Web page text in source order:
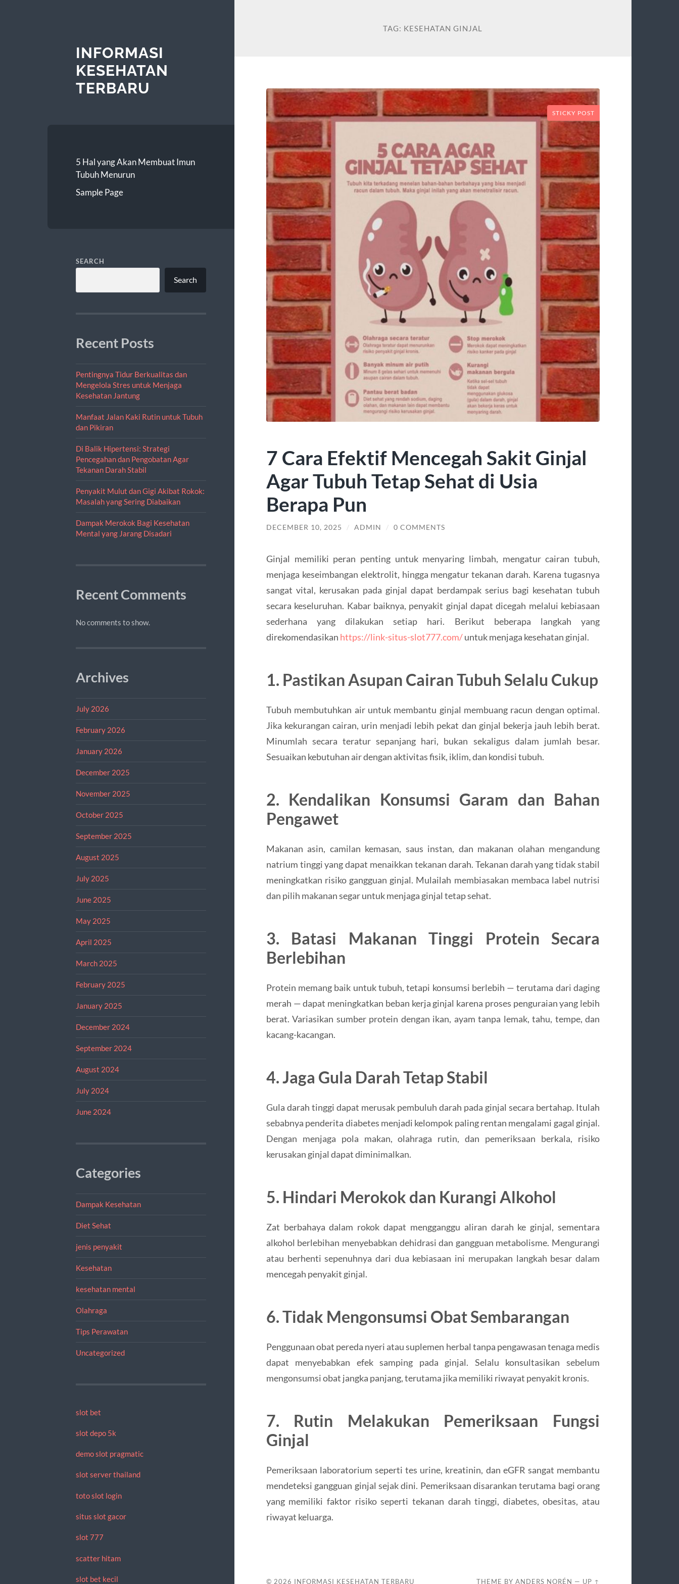
INFORMASI
KESEHATAN
TERBARU
5 Hal yang Akan Membuat Imun
Tubuh Menurun
Sample Page
SEARCH
Search
Recent Posts
Pentingnya Tidur Berkualitas dan
Mengelola Stres untuk Menjaga
Kesehatan Jantung
Manfaat Jalan Kaki Rutin untuk Tubuh
dan Pikiran
Di Balik Hipertensi: Strategi
Pencegahan dan Pengobatan Agar
Tekanan Darah Stabil
Penyakit Mulut dan Gigi Akibat Rokok:
Masalah yang Sering Diabaikan
Dampak Merokok Bagi Kesehatan
Mental yang Jarang Disadari
Recent Comments
No comments to show.
Archives
July 2026
February 2026
January 2026
December 2025
November 2025
October 2025
September 2025
August 2025
July 2025
June 2025
May 2025
April 2025
March 2025
February 2025
January 2025
December 2024
September 2024
August 2024
July 2024
June 2024
Categories
Dampak Kesehatan
Diet Sehat
jenis penyakit
Kesehatan
kesehatan mental
Olahraga
Tips Perawatan
Uncategorized
slot bet
slot depo 5k
demo slot pragmatic
slot server thailand
toto slot login
situs slot gacor
slot 777
scatter hitam
slot bet kecil
TAG: KESEHATAN GINJAL
STICKY POST
7 Cara Efektif Mencegah Sakit Ginjal
Agar Tubuh Tetap Sehat di Usia
Berapa Pun
DECEMBER 10, 2025 / ADMIN / 0 COMMENTS
Ginjal memiliki peran penting untuk menyaring limbah, mengatur cairan tubuh,
menjaga keseimbangan elektrolit, hingga mengatur tekanan darah. Karena tugasnya
sangat vital, kerusakan pada ginjal dapat berdampak serius bagi kesehatan tubuh
secara keseluruhan. Kabar baiknya, penyakit ginjal dapat dicegah melalui kebiasaan
sederhana yang dilakukan setiap hari. Berikut beberapa langkah yang
direkomendasikan https://link-situs-slot777.com/untuk menjaga kesehatan ginjal.
1. Pastikan Asupan Cairan Tubuh Selalu Cukup
Tubuh membutuhkan air untuk membantu ginjal membuang racun dengan optimal.
Jika kekurangan cairan, urin menjadi lebih pekat dan ginjal bekerja jauh lebih berat.
Minumlah secara teratur sepanjang hari, bukan sekaligus dalam jumlah besar.
Sesuaikan kebutuhan air dengan aktivitas fisik, iklim, dan kondisi tubuh.
2. Kendalikan Konsumsi Garam dan Bahan
Pengawet
Makanan asin, camilan kemasan, saus instan, dan makanan olahan mengandung
natrium tinggi yang dapat menaikkan tekanan darah. Tekanan darah yang tidak stabil
meningkatkan risiko gangguan ginjal. Mulailah membiasakan membaca label nutrisi
dan pilih makanan segar untuk menjaga ginjal tetap sehat.
3. Batasi Makanan Tinggi Protein Secara
Berlebihan
Protein memang baik untuk tubuh, tetapi konsumsi berlebih — terutama dari daging
merah — dapat meningkatkan beban kerja ginjal karena proses penguraian yang lebih
berat. Variasikan sumber protein dengan ikan, ayam tanpa lemak, tahu, tempe, dan
kacang-kacangan.
4. Jaga Gula Darah Tetap Stabil
Gula darah tinggi dapat merusak pembuluh darah pada ginjal secara bertahap. Itulah
sebabnya penderita diabetes menjadi kelompok paling rentan mengalami gagal ginjal.
Dengan menjaga pola makan, olahraga rutin, dan pemeriksaan berkala, risiko
kerusakan ginjal dapat diminimalkan.
5. Hindari Merokok dan Kurangi Alkohol
Zat berbahaya dalam rokok dapat mengganggu aliran darah ke ginjal, sementara
alkohol berlebihan menyebabkan dehidrasi dan gangguan metabolisme. Mengurangi
atau berhenti sepenuhnya dari dua kebiasaan ini merupakan langkah besar dalam
mencegah penyakit ginjal.
6. Tidak Mengonsumsi Obat Sembarangan
Penggunaan obat pereda nyeri atau suplemen herbal tanpa pengawasan tenaga medis
dapat menyebabkan efek samping pada ginjal. Selalu konsultasikan sebelum
mengonsumsi obat jangka panjang, terutama jika memiliki riwayat penyakit kronis.
7. Rutin Melakukan Pemeriksaan Fungsi
Ginjal
Pemeriksaan laboratorium seperti tes urine, kreatinin, dan eGFR sangat membantu
mendeteksi gangguan ginjal sejak dini. Pemeriksaan disarankan terutama bagi orang
yang memiliki faktor risiko seperti tekanan darah tinggi, diabetes, obesitas, atau
riwayat keluarga.
© 2026 INFORMASI KESEHATAN TERBARU THEME BYANDERS NORÉN — UP ↑